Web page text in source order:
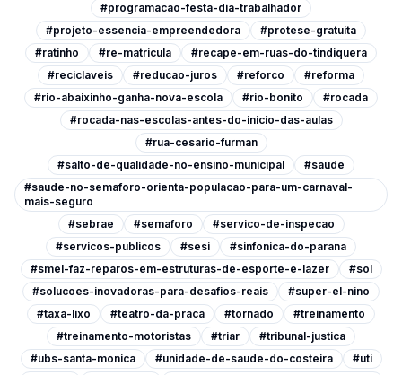
#programacao-festa-dia-trabalhador
#projeto-essencia-empreendedora
#protese-gratuita
#ratinho
#re-matricula
#recape-em-ruas-do-tindiquera
#reciclaveis
#reducao-juros #reforco
#reforma
#rio-abaixinho-ganha-nova-escola
#rio-bonito
#rocada
#rocada-nas-escolas-antes-do-inicio-das-aulas
#rua-cesario-furman
#salto-de-qualidade-no-ensino-municipal
#saude
#saude-no-semaforo-orienta-populacao-para-um-carnaval-
mais-seguro
#sebrae
#semaforo
#servico-de-inspecao
#servicos-publicos
#sesi
#sinfonica-do-parana
#smel-faz-reparos-em-estruturas-de-esporte-e-lazer
#sol
#solucoes-inovadoras-para-desafios-reais
#super-el-nino
#taxa-lixo
#teatro-da-praca #tornado
#treinamento
#treinamento-motoristas
#triar
#tribunal-justica
#ubs-santa-monica
#unidade-de-saude-do-costeira
#uti